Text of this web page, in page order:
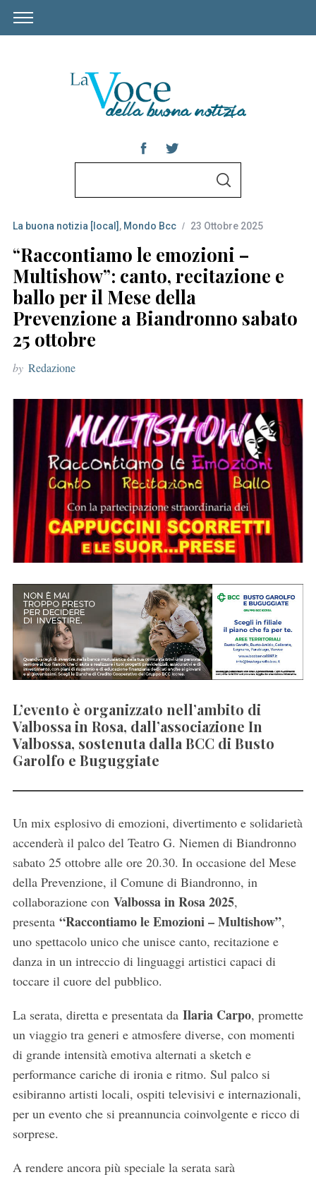
r
c
h
f
o
r
:
S
C
H
La buona notizia [local] , Mondo Bcc 23 Ottobre 2025
“Raccontiamo le emozioni –
Multishow”: canto, recitazione e
ballo per il Mese della
Prevenzione a Biandronno sabato
25 ottobre
by Redazione
L’evento è organizzato nell’ambito di
Valbossa in Rosa, dall’associazione In
Valbossa, sostenuta dalla BCC di Busto
Garolfo e Buguggiate
Un mix esplosivo di emozioni, divertimento e solidarietà
accenderà il palco del Teatro G. Niemen di Biandronno
sabato 25 ottobre alle ore 20.30. In occasione del Mese
della Prevenzione, il Comune di Biandronno, in
collaborazione con Valbossa in Rosa 2025,
presenta “Raccontiamo le Emozioni – Multishow”,
uno spettacolo unico che unisce canto, recitazione e
danza in un intreccio di linguaggi artistici capaci di
toccare il cuore del pubblico.
La serata, diretta e presentata da Ilaria Carpo, promette
un viaggio tra generi e atmosfere diverse, con momenti
di grande intensità emotiva alternati a sketch e
performance cariche di ironia e ritmo. Sul palco si
esibiranno artisti locali, ospiti televisivi e internazionali,
per un evento che si preannuncia coinvolgente e ricco di
sorprese.
A rendere ancora più speciale la serata sarà